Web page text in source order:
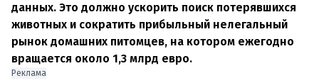
данных. Это должно ускорить поиск потерявшихся
животных и сократить прибыльный нелегальный
рынок домашних питомцев, на котором ежегодно
вращается около 1,3 млрд евро.
Реклама